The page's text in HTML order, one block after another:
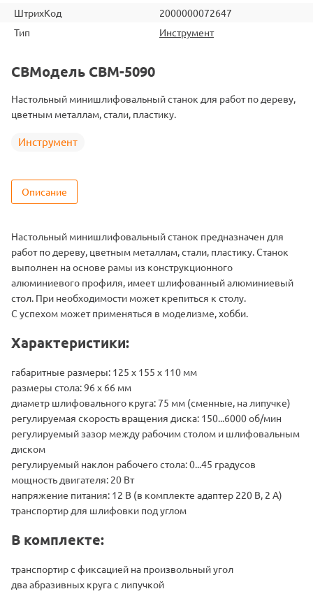
ШтрихКод
2000000072647
Тип
Инструмент
СВМодель CBM-5090
Настольный минишлифовальный станок для работ по дереву,
цветным металлам, стали, пластику.
Инструмент
Описание
Настольный минишлифовальный станок предназначен для
работ по дереву, цветным металлам, стали, пластику. Станок
выполнен на основе рамы из конструкционного
алюминиевого профиля, имеет шлифованный алюминиевый
стол. При необходимости может крепиться к столу.
С успехом может применяться в моделизме, хобби.
Характеристики:
габаритные размеры: 125 х 155 х 110 мм
размеры стола: 96 х 66 мм
диаметр шлифовального круга: 75 мм (сменные, на липучке)
регулируемая скорость вращения диска: 150...6000 об/мин
регулируемый зазор между рабочим столом и шлифовальным
диском
регулируемый наклон рабочего стола: 0...45 градусов
мощность двигателя: 20 Вт
напряжение питания: 12 В (в комплекте адаптер 220 В, 2 А)
транспортир для шлифовки под углом
В комплекте:
транспортир с фиксацией на произвольный угол
два абразивных круга с липучкой